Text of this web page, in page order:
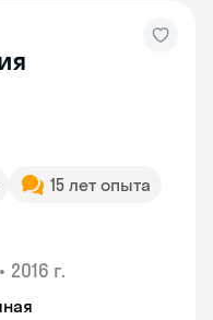
15 лет опыта
• 2016 г.